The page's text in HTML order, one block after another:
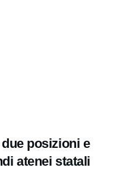
posizioni e
atenei statali